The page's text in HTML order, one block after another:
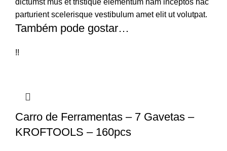
parturient scelerisque vestibulum amet elit ut volutpat.
Também pode gostar…
!!
Carro de Ferramentas – 7 Gavetas –
KROFTOOLS – 160pcs